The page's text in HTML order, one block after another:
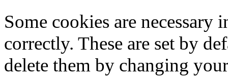
Some cookies are
correctly. These are set by
delete them by changing